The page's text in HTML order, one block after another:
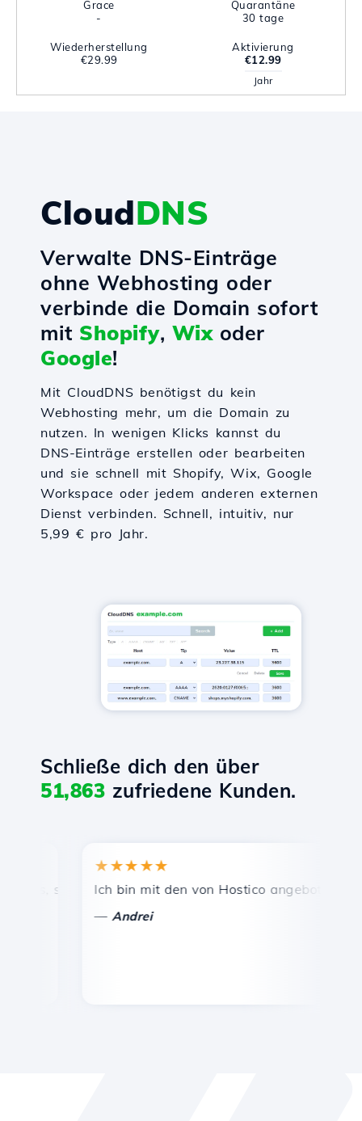
Grace
-
Quarantäne
30 tage
Wiederherstellung
€29.99
Aktivierung
€12.99
Jahr
CloudDNS
Verwalte DNS-Einträge
ohne Webhosting oder
verbinde die Domain sofort
mit Shopify, Wixoder
Google!
Mit CloudDNS benötigst du kein
Webhosting mehr, um die Domain zu
nutzen. In wenigen Klicks kannst du
DNS-Einträge erstellen oder bearbeiten
und sie schnell mit Shopify, Wix, Google
Workspace oder jedem anderen externen
Dienst verbinden. Schnell, intuitiv, nur
5,99 € pro Jahr.
Schließe dich den über
51,863 zufriedene Kunden.
schnelle und effiziente technische Unterstützung.
★★★★★
Ich bin mit den von Hostico angebotenen
Andrei